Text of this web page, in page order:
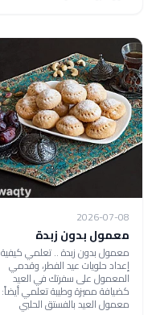
2026-07-08
معمول بدون زبدة
معمول بدون زبدة .. تعلمي كيفية
إعداد حلويات عيد الفطر، وقدمي
المعمول على سفرتك في العيد
كضيافة مميزة وطيبة تعلمي أيضاً:
معمول العيد بالفستق الحلبي